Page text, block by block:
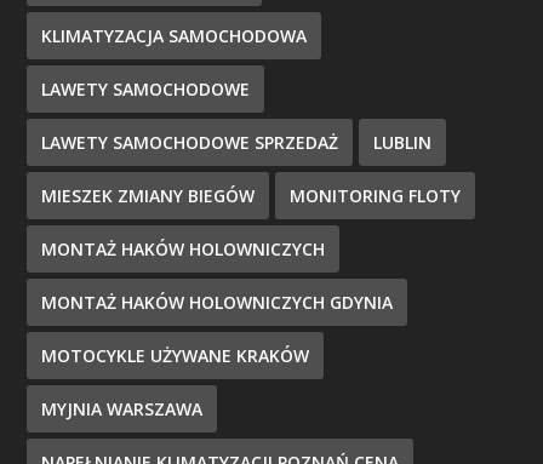
KLIMATYZACJA SAMOCHODOWA
LAWETY SAMOCHODOWE
LAWETY SAMOCHODOWE SPRZEDAŻ LUBLIN
MIESZEK ZMIANY BIEGÓW MONITORING FLOTY
MONTAŻ HAKÓW HOLOWNICZYCH
MONTAŻ HAKÓW HOLOWNICZYCH GDYNIA
MOTOCYKLE UŻYWANE KRAKÓW
MYJNIA WARSZAWA